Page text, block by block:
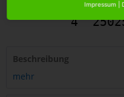
4
Beschreibung
mehr
Impressum